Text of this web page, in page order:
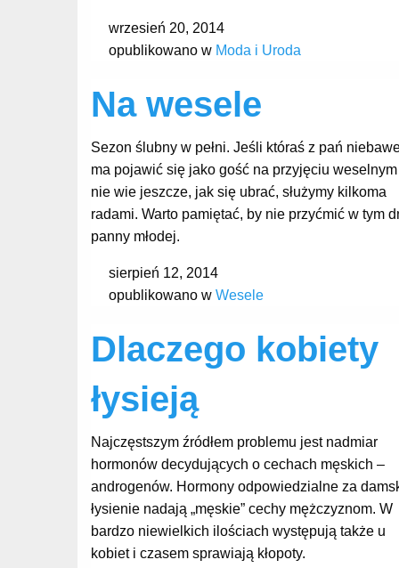
wrzesień 20, 2014
opublikowano w Moda i Uroda
Na wesele
Sezon ślubny w pełni. Jeśli któraś z pań
ma pojawić się jako gość na przyjęciu weselnym
nie wie jeszcze, jak się ubrać, służymy kilkoma
radami. Warto pamiętać, by nie przyćmić w tym
panny młodej.
sierpień 12, 2014
opublikowano w Wesele
Dlaczego kobiety
łysieją
Najczęstszym źródłem problemu jest nadmiar
hormonów decydujących o cechach męskich –
androgenów. Hormony odpowiedzialne za
łysienie nadają „męskie” cechy mężczyznom. W
bardzo niewielkich ilościach występują także u
kobiet i czasem sprawiają kłopoty.